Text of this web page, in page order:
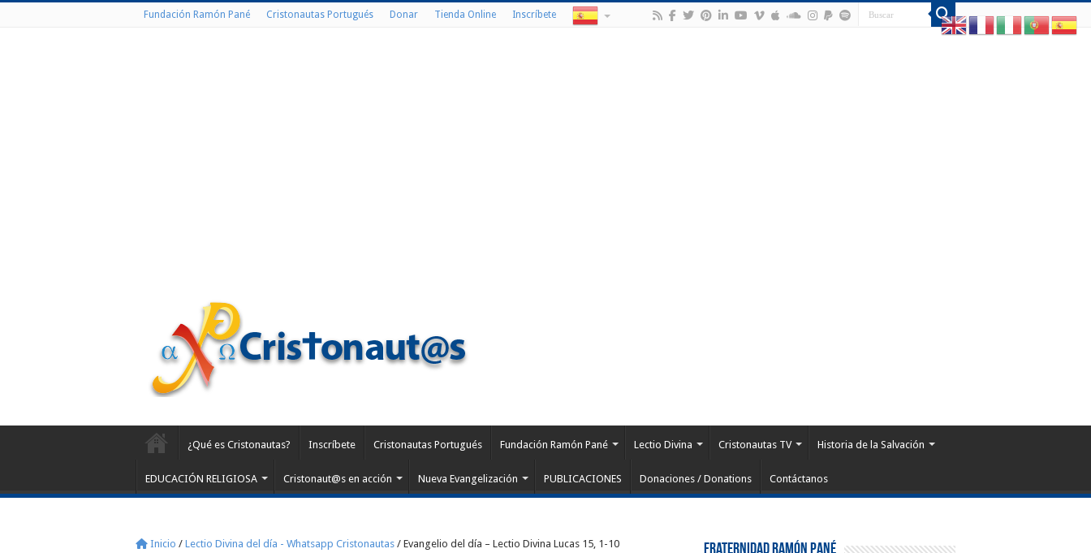
Fundación Ramón Pané Cristonautas Portugués Donar Tienda Online Inscríbete
¿Qué es Cristonautas? Inscríbete Cristonautas Portugués Fundación Ramón Pané Lectio Divina Cristonautas TV Historia de la Salvación
EDUCACIÓN RELIGIOSA Cristonaut@s en acción Nueva Evangelización PUBLICACIONES Donaciones / Donations Contáctanos
Inicio / Lectio Divina del día - Whatsapp Cristonautas / Evangelio del día – Lectio Divina Lucas 15, 1-10 Fraternidad Ramón Pané